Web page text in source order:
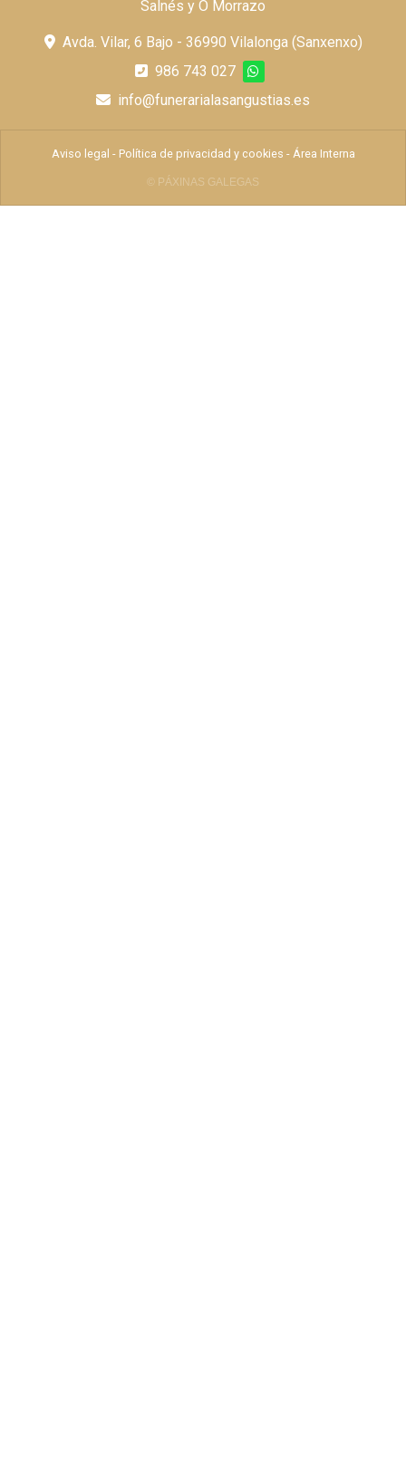
Salnés y O Morrazo
Avda. Vilar, 6 Bajo - 36990 Vilalonga (Sanxenxo)
986 743 027
info@funerarialasangustias.es
Aviso legal - Política de privacidad y cookies - Área Interna
© PÁXINAS GALEGAS